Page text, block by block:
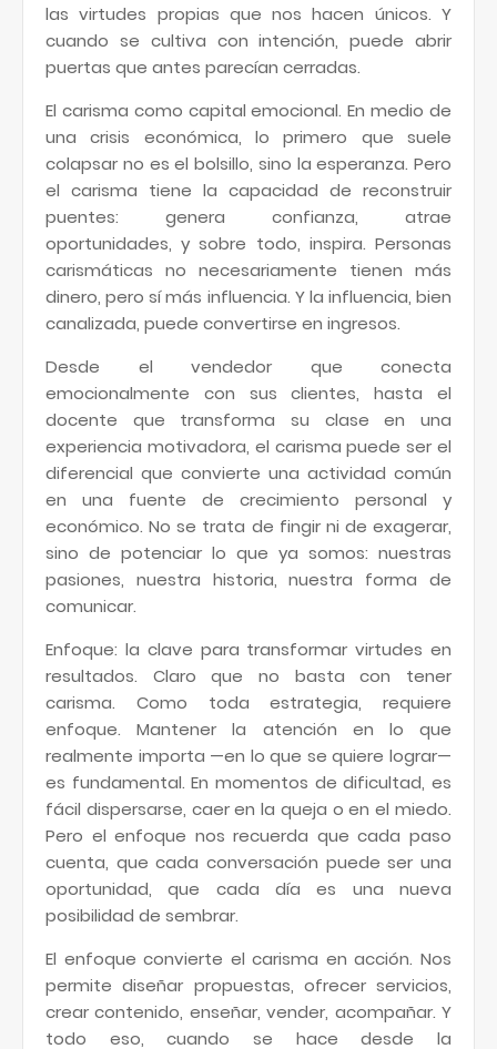
las virtudes propias que nos hacen únicos. Y
cuando se cultiva con intención, puede abrir
puertas que antes parecían cerradas.
El carisma como capital emocional. En medio de
una crisis económica, lo primero que suele
colapsar no es el bolsillo, sino la esperanza. Pero
el carisma tiene la capacidad de reconstruir
puentes: genera confianza, atrae
oportunidades, y sobre todo, inspira. Personas
carismáticas no necesariamente tienen más
dinero, pero sí más influencia. Y la influencia, bien
canalizada, puede convertirse en ingresos.
Desde el vendedor que conecta
emocionalmente con sus clientes, hasta el
docente que transforma su clase en una
experiencia motivadora, el carisma puede ser el
diferencial que convierte una actividad común
en una fuente de crecimiento personal y
económico. No se trata de fingir ni de exagerar,
sino de potenciar lo que ya somos: nuestras
pasiones, nuestra historia, nuestra forma de
comunicar.
Enfoque: la clave para transformar virtudes en
resultados. Claro que no basta con tener
carisma. Como toda estrategia, requiere
enfoque. Mantener la atención en lo que
realmente importa —en lo que se quiere lograr—
es fundamental. En momentos de dificultad, es
fácil dispersarse, caer en la queja o en el miedo.
Pero el enfoque nos recuerda que cada paso
cuenta, que cada conversación puede ser una
oportunidad, que cada día es una nueva
posibilidad de sembrar.
El enfoque convierte el carisma en acción. Nos
permite diseñar propuestas, ofrecer servicios,
crear contenido, enseñar, vender, acompañar. Y
todo eso, cuando se hace desde la